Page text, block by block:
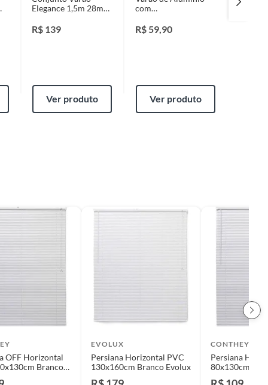
Elegance 1,5m 28mm
R$ 139
Ver produto
com
Escovado
R$ 59,90
Ver produto
OFF Horizontal
Branco
EVOLUX
Persiana Horizontal PVC
130x160cm Branco Evolux
CONTHEY
Persiana